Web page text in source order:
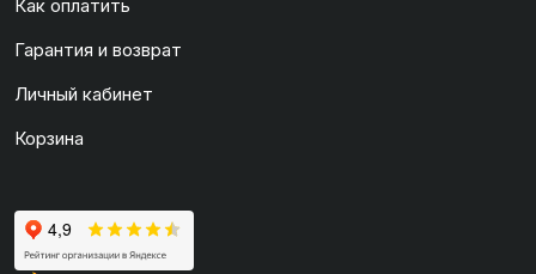
Как оплатить
Гарантия и возврат
Личный кабинет
Корзина